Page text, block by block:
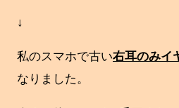
↓
私のスマホで古い右耳のみイ
なりました。